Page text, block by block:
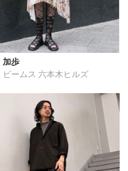
加歩
ビームス 六本木ヒルズ